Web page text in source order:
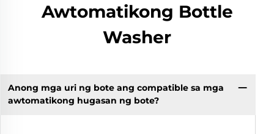
Awtomatikong Bottle
Washer
Anong mga uri ng bote ang compatible sa mga
awtomatikong hugasan ng bote?